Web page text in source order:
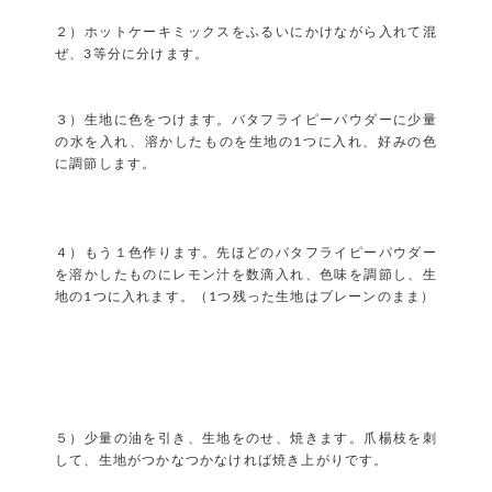
２）ホットケーキミックスをふるいにかけながら入れて混
ぜ、3等分に分けます。
３）生地に色をつけます。バタフライピーパウダーに少量
の水を入れ、溶かしたものを生地の1つに入れ、好みの色
に調節します。
４）もう１色作ります。先ほどのバタフライピーパウダー
を溶かしたものにレモン汁を数滴入れ、色味を調節し、生
地の1つに入れます。（1つ残った生地はプレーンのまま）
５）少量の油を引き、生地をのせ、焼きます。爪楊枝を刺
して、生地がつかなつかなければ焼き上がりです。